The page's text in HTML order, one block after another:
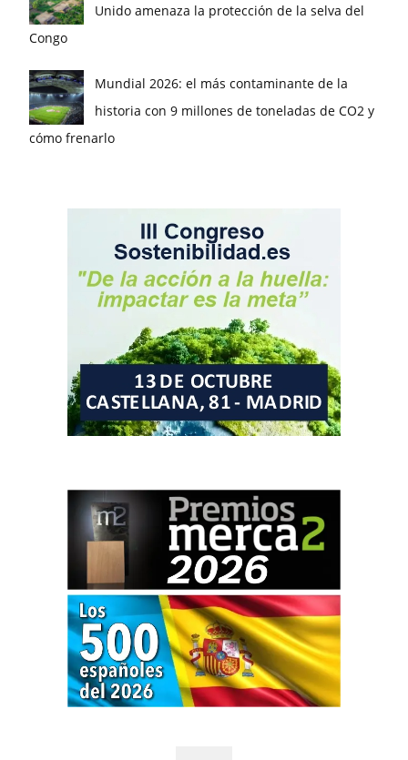
Unido amenaza la protección de la selva del
Congo
Mundial 2026: el más contaminante de la
historia con 9 millones de toneladas de CO2 y
cómo frenarlo